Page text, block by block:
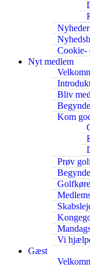
Nyheder
Cookie-
Nyt medlem
Bliv
Kom
Prøv
Vi
Gæst